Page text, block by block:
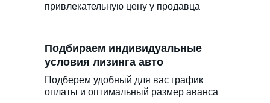
Подбираем индивидуальные
условия лизинга авто
Подберем удобный для вас график
оплаты и оптимальный размер аванса
привлекательную цену у продавца